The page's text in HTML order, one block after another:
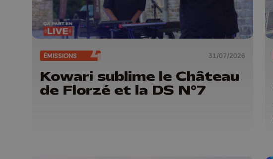
ÉMISSIONS 31/07/2026
Kowari sublime le Château
de Florzé et la DS N°7